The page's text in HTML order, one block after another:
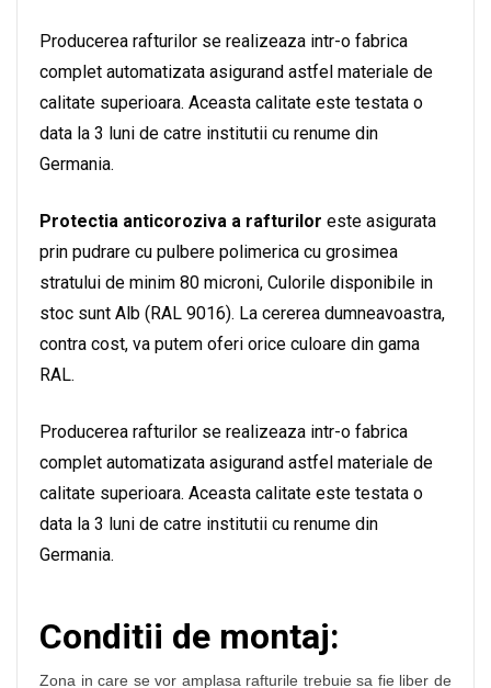
Producerea rafturilor se realizeaza intr-o fabrica
complet automatizata asigurand astfel materiale de
calitate superioara. Aceasta calitate este testata o
data la 3 luni de catre institutii cu renume din
Germania.
Protectia anticoroziva a rafturilor este asigurata
prin pudrare cu pulbere polimerica cu grosimea
stratului de minim 80 microni, Culorile disponibile in
stoc sunt Alb (RAL 9016). La cererea dumneavoastra,
contra cost, va putem oferi orice culoare din gama
RAL.
Producerea rafturilor se realizeaza intr-o fabrica
complet automatizata asigurand astfel materiale de
calitate superioara. Aceasta calitate este testata o
data la 3 luni de catre institutii cu renume din
Germania.
Conditii de montaj:
Zona in care se vor amplasa rafturile trebuie sa fie liber de